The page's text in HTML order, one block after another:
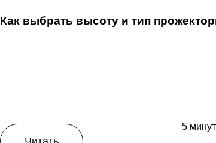
Как выбрать высоту и тип
5 минут